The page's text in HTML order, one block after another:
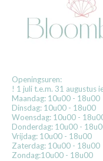
Openingsuren:
! 1 juli t.e.m. 31 augustus
Maandag: 10u00 - 18u00
Dinsdag: 10u00 - 18u00
Woensdag: 10u00 -
Donderdag: 10u00 -
Vrijdag: 10u00 - 18u00
Zaterdag: 10u00 - 18u00
Zondag:10u00 - 18u00